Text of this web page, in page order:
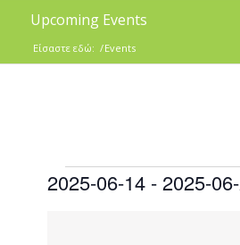
Upcoming Events
Είσαστε εδώ: /Events
2025-06-14 - 2025-